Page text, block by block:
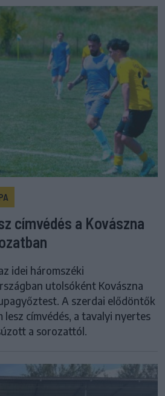
címvédés a Kovászna
idei háromszéki
utolsóként Kovászna
A szerdai elődöntők
címvédés, a tavalyi nyertes
a sorozattól.